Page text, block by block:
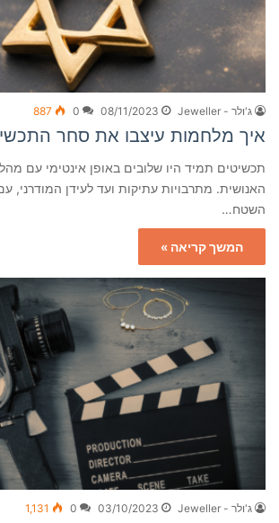
ג'ולר - Jeweller 08/11/2023
0
887
איך מלחמות עיצבו את סחר
תכשיטים תמיד היו שלובים באופן אינטימי עם
האנושית. מתרבויות עתיקות ועד לעידן המודרני,
השטח…
המשך קריאה »
ג'ולר - Jeweller 03/10/2023
0
1,131